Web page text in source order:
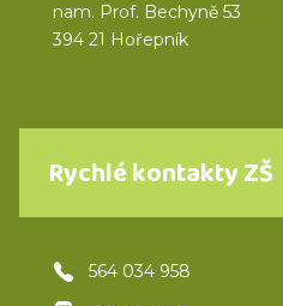
nam. Prof. Bechyně 53
394 21 Hořepník
Rychlé kontakty ZŠ
564 034 958